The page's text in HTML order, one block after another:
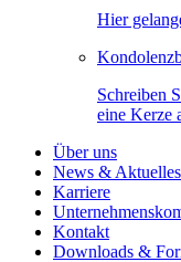
Hier
Schreiben
eine Kerze
Über uns
News & Aktuelles
Karriere
Kontakt
Downloads &